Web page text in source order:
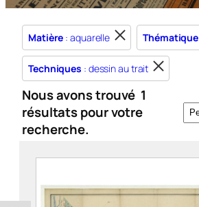
Matière : aquarelle Thématique
Techniques : dessin au trait
Nous avons trouvé 1
résultats pour votre
recherche.